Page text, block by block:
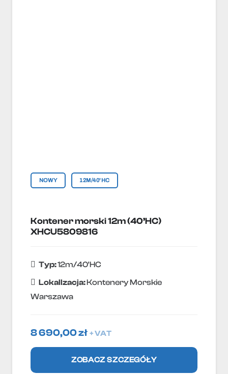
NOWY 12M/40'HC
Kontener morski 12m (40’HC)
XHCU5809816
Typ:12m/40'HC
Lokallzacja:Kontenery Morskie
Warszawa
8 690,00zł + VAT
ZOBACZ SZCZEGÓŁY